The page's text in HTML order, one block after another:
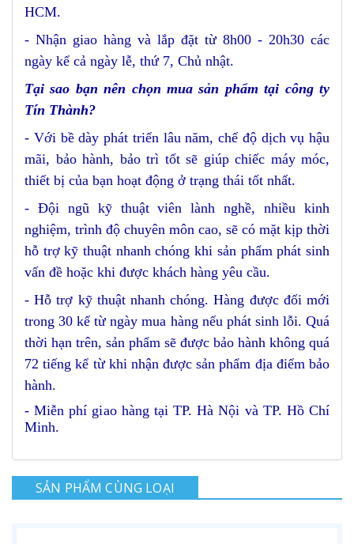
HCM.
- Nhận giao hàng và lắp đặt từ 8h00 - 20h30 các
ngày kể cả ngày lễ, thứ 7, Chủ nhật.
Tại sao bạn nên chọn mua sản phẩm tại công ty
Tín Thành?
- Với bề dày phát triển lâu năm, chế độ dịch vụ hậu
mãi, bảo hành, bảo trì tốt sẽ giúp chiếc máy móc,
thiết bị của bạn hoạt động ở trạng thái tốt nhất.
- Đội ngũ kỹ thuật viên lành nghề, nhiều kinh
nghiệm, trình độ chuyên môn cao, sẽ có mặt kịp thời
hỗ trợ kỹ thuật nhanh chóng khi sản phẩm phát sinh
vấn đề hoặc khi được khách hàng yêu cầu.
- Hỗ trợ kỹ thuật nhanh chóng. Hàng được đổi mới
trong 30 kể từ ngày mua hàng nếu phát sinh lỗi. Quá
thời hạn trên, sản phẩm sẽ được bảo hành không quá
72 tiếng kể từ khi nhận được sản phẩm địa điểm bảo
hành.
- Miễn phí giao hàng tại TP. Hà Nội và TP. Hồ Chí
Minh.
SẢN PHẨM CÙNG LOẠI